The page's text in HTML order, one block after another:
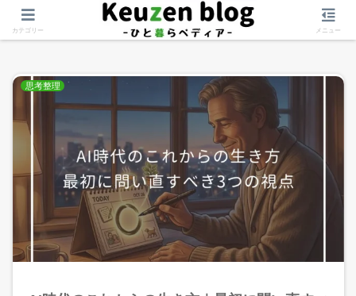
価値観を守る
思考整理
カテゴリー メニュー